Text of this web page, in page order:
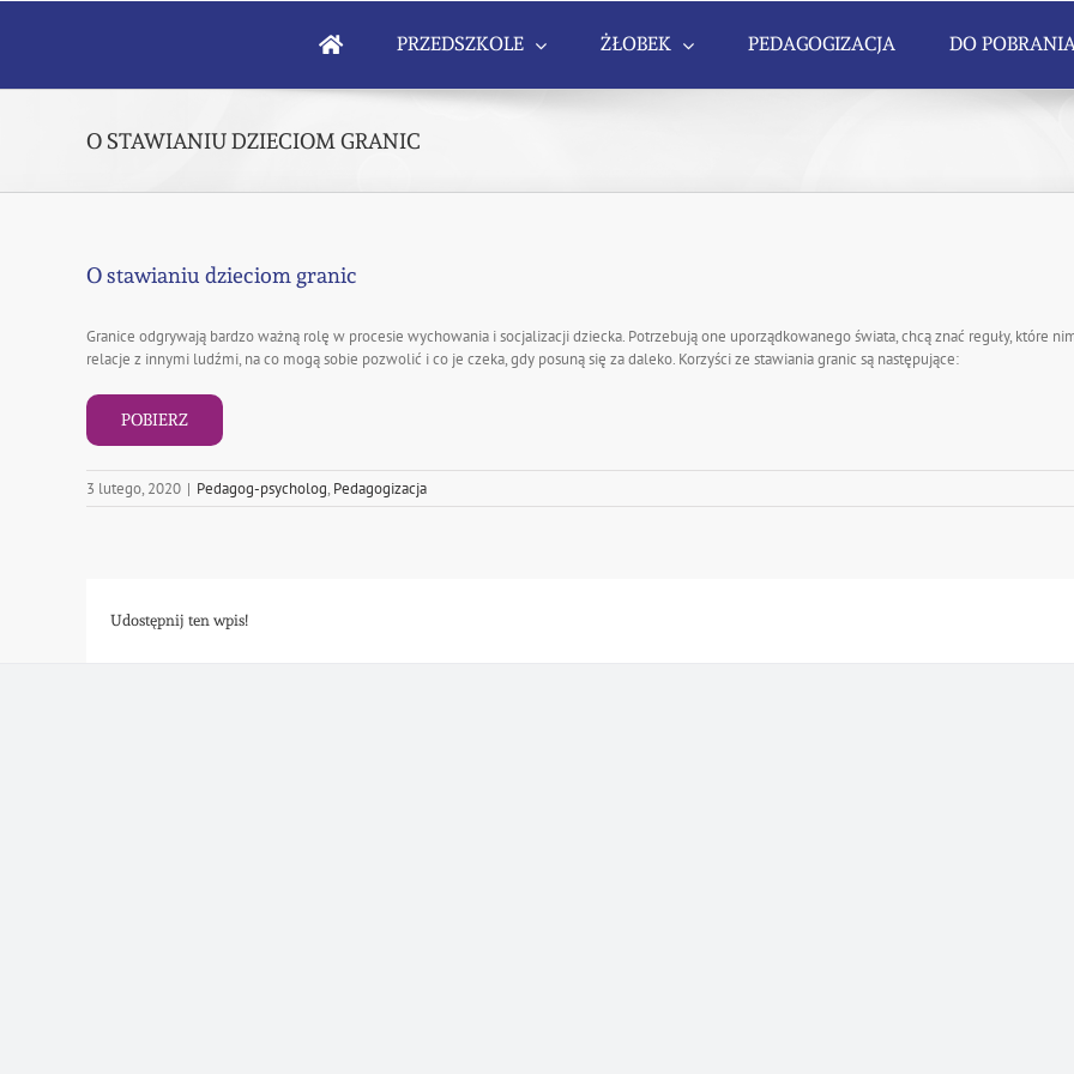
PRZEDSZKOLE ŻŁOBEK PEDAGOGIZACJA DO
O STAWIANIU DZIECIOM GRANIC
O stawianiu dzieciom granic
Granice odgrywają bardzo ważną rolę w procesie wychowania i socjalizacji dziecka. Potrzebują one uporządkowanego świata, chcą znać reguły, które
relacje z innymi ludźmi, na co mogą sobie pozwolić i co je czeka, gdy posuną się za daleko. Korzyści ze stawiania granic są następujące:
POBIERZ
3 lutego, 2020 | Pedagog-psycholog, Pedagogizacja
Udostępnij ten wpis!